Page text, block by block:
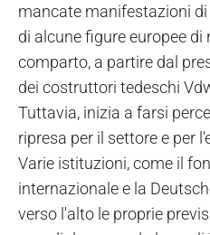
mancate manifestazioni
di alcune figure europee
comparto, a partire dal
dei costruttori tedeschi
Tuttavia, inizia a farsi
ripresa per il settore e per
Varie istituzioni, come il
internazionale e la
verso l'alto le proprie